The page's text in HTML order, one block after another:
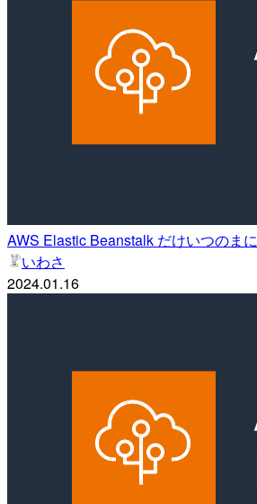
AWS Elastic Beanstalk だけいつのま
いわさ
2024.01.16